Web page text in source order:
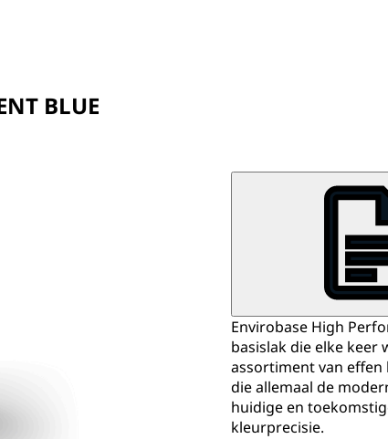
BLUE
Envirobase High
basislak die elke keer
assortiment van
die allemaal de
huidige en
kleurprecisie.